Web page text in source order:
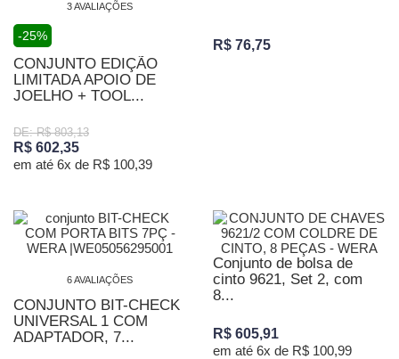
3 AVALIAÇÕES
-25%
CONJUNTO EDIÇÃO
LIMITADA APOIO DE
JOELHO + TOOL...
DE: R$ 803,13
R$ 602,35
em até 6x de R$ 100,39
R$ 76,75
6 AVALIAÇÕES
CONJUNTO BIT-CHECK
UNIVERSAL 1 COM
ADAPTADOR, 7...
Conjunto de bolsa de
cinto 9621, Set 2, com
8...
R$ 605,91
em até 6x de R$ 100,99